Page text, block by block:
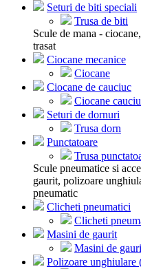
Seturi de biti speciali
Trusa de biti
Scule de mana -
trasat
Ciocane mecanice
Ciocane
Ciocane de cauciuc
Ciocane
Seturi de dornuri
Trusa dorn
Punctatoare
Trusa
Scule pneumatice si
gaurit, polizoare
pneumatic
Clicheti pneumatici
Clicheti
Masini de gaurit
Masini de
Polizoare unghiulare